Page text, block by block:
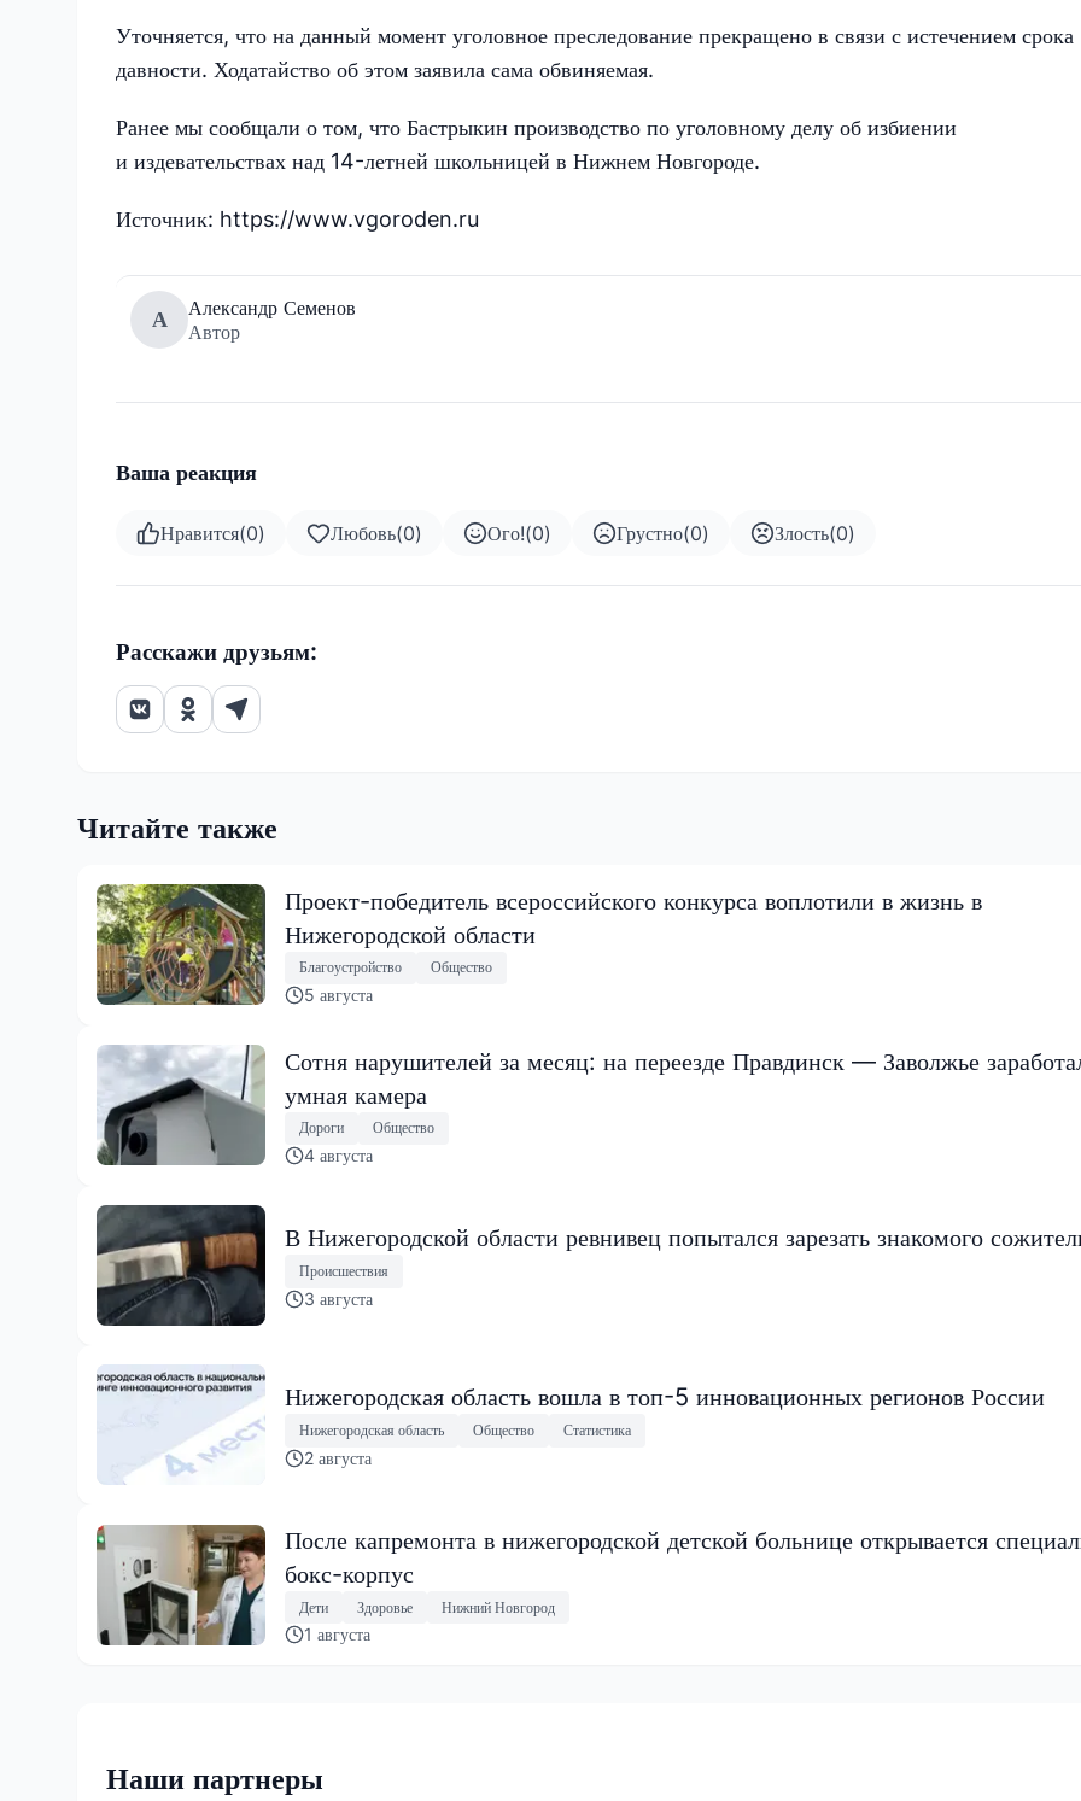
Уточняется, что на данный момент уголовное преследование прекращено в связи с истечением срока
давности. Ходатайство об этом заявила сама обвиняемая.
Ранее мы сообщали о том, что Бастрыкин производство по уголовному делу об избиении
и издевательствах над 14-летней школьницей в Нижнем Новгороде.
Источник: https://www.vgoroden.ru
А
Александр Семенов
Автор
Ваша реакция
Нравится(0) Любовь(0) Ого!(0) Грустно(0) Злость(0)
Расскажи друзьям:
Читайте также
Проект-победитель всероссийского конкурса воплотили в жизнь в
Нижегородской области
Благоустройство Общество
5 августа
Сотня нарушителей за месяц: на переезде Правдинск — Заволжье
умная камера
Дороги Общество
4 августа
В Нижегородской области ревнивец попытался зарезать знакомого
Происшествия
3 августа
Нижегородская область вошла в топ-5 инновационных регионов России
Нижегородская область Общество Статистика
2 августа
После капремонта в нижегородской детской больнице открывается
бокс-корпус
Дети Здоровье Нижний Новгород
1 августа
Наши партнеры